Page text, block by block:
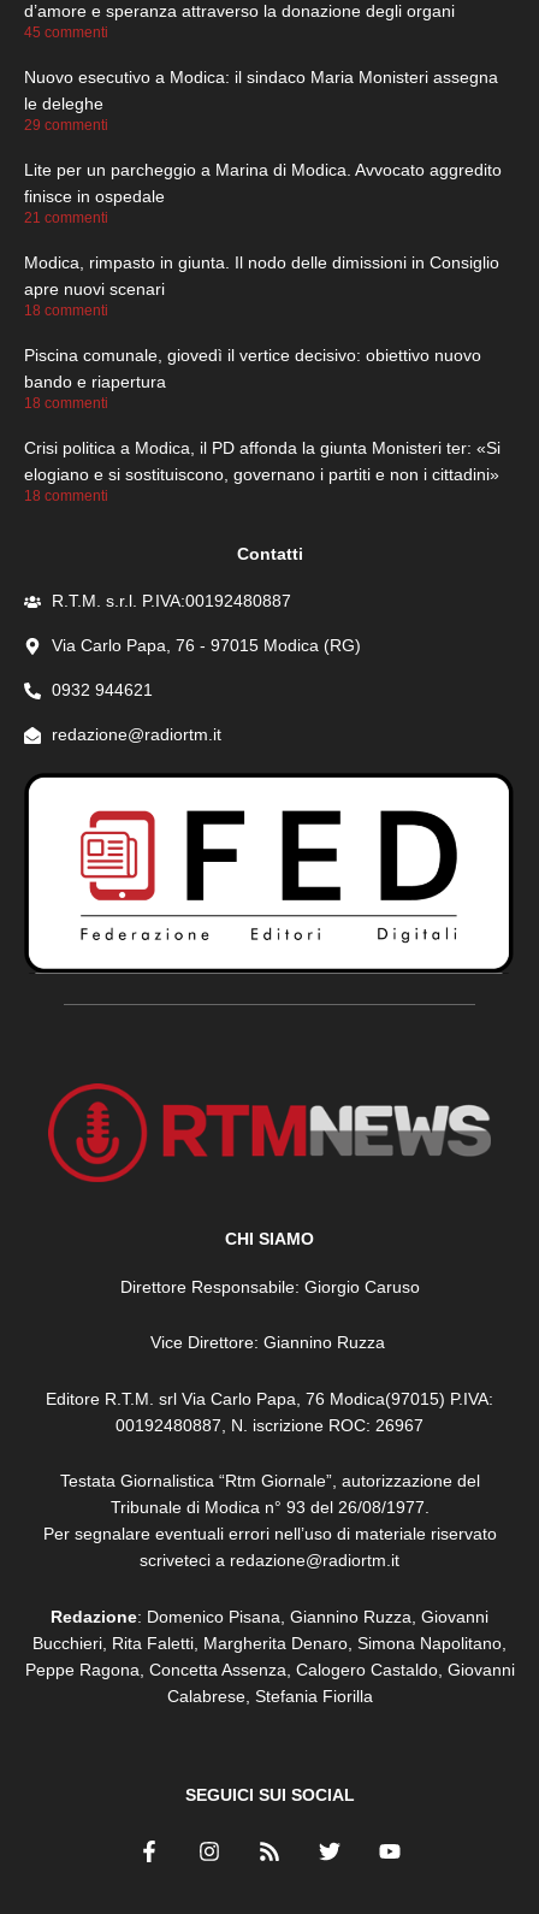
d’amore e speranza attraverso la donazione degli organi
45 commenti
Nuovo esecutivo a Modica: il sindaco Maria Monisteri assegna
le deleghe
29 commenti
Lite per un parcheggio a Marina di Modica. Avvocato aggredito
finisce in ospedale
21 commenti
Modica, rimpasto in giunta. Il nodo delle dimissioni in Consiglio
apre nuovi scenari
18 commenti
Piscina comunale, giovedì il vertice decisivo: obiettivo nuovo
bando e riapertura
18 commenti
Crisi politica a Modica, il PD affonda la giunta Monisteri ter: «Si
elogiano e si sostituiscono, governano i partiti e non i cittadini»
18 commenti
Contatti
R.T.M. s.r.l. P.IVA:00192480887
Via Carlo Papa, 76 - 97015 Modica (RG)
0932 944621
redazione@radiortm.it
CHI SIAMO
Direttore Responsabile: Giorgio Caruso
Vice Direttore: Giannino Ruzza
Editore R.T.M. srl Via Carlo Papa, 76 Modica(97015) P.IVA:
00192480887, N. iscrizione ROC: 26967
Testata Giornalistica “Rtm Giornale”, autorizzazione del
Tribunale di Modica n° 93 del 26/08/1977.
Per segnalare eventuali errori nell’uso di materiale riservato
scriveteci a redazione@radiortm.it
Redazione: Domenico Pisana, Giannino Ruzza, Giovanni
Bucchieri, Rita Faletti, Margherita Denaro, Simona Napolitano,
Peppe Ragona, Concetta Assenza, Calogero Castaldo, Giovanni
Calabrese, Stefania Fiorilla
SEGUICI SUI SOCIAL
F
a
I
n
R
s
T
w
Y
o